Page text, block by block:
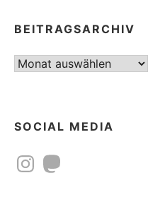
BEITRAGSARCHIV
Beitragsarchiv
SOCIAL MEDIA
InstagramMastodon